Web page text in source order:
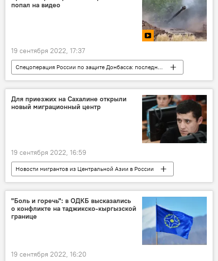
попал на видео
19 сентября 2022, 17:37
Спецоперация России по защите Донбасса: последние новости
Украина
Россия
Армия и вооружение
Видео
Херсон
Для приезжих на Сахалине открыли
новый миграционный центр
19 сентября 2022, 16:59
Новости мигрантов из Центральной Азии в России
Сахалин
Россия Миграция
"Боль и горечь": в ОДКБ высказались
о конфликте на таджикско-кыргызской
границе
19 сентября 2022, 16:20